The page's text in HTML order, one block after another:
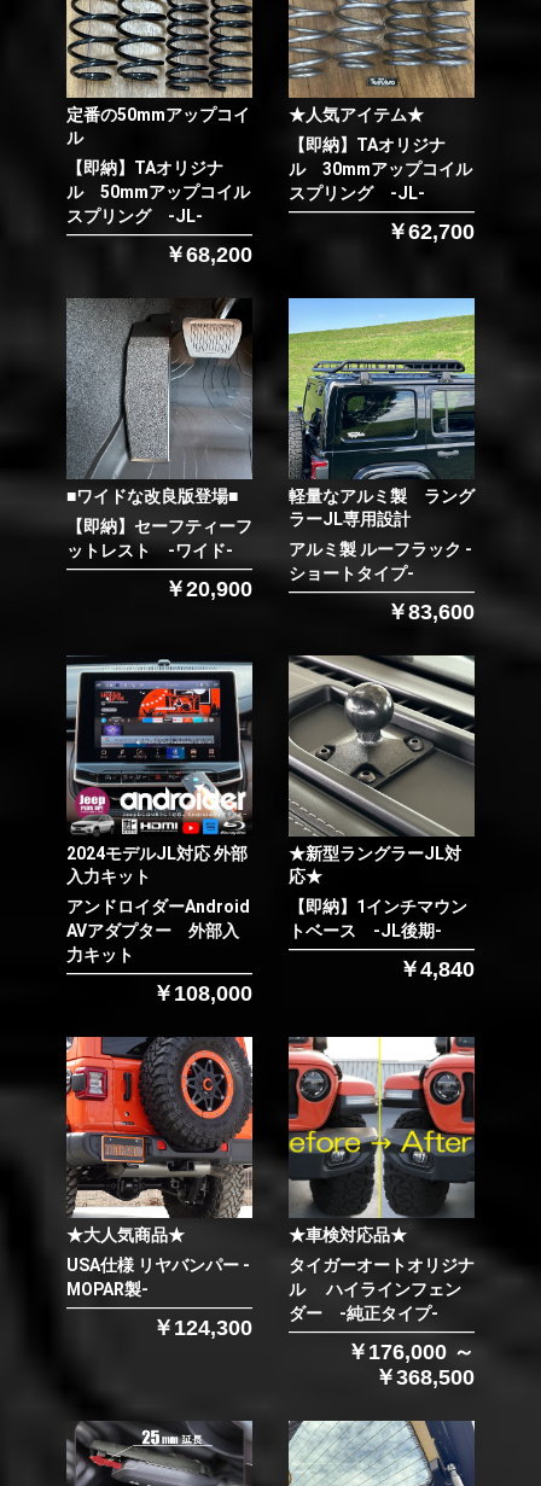
定番の50mmアップコイ
ル
【即納】TAオリジナ
ル 50mmアップコイル
スプリング -JL-
￥68,200
★人気アイテム★
【即納】TAオリジナ
ル 30mmアップコイル
スプリング -JL-
￥62,700
■ワイドな改良版登場■
【即納】セーフティーフ
ットレスト -ワイド-
￥20,900
軽量なアルミ製 ラング
ラーJL専用設計
アルミ製 ルーフラック -
ショートタイプ-
￥83,600
2024モデルJL対応 外部
入力キット
アンドロイダーAndroid
AVアダプター 外部入
力キット
￥108,000
★新型ラングラーJL対
応★
【即納】1インチマウン
トベース -JL後期-
￥4,840
★大人気商品★
USA仕様 リヤバンパー -
MOPAR製-
￥124,300
★車検対応品★
タイガーオートオリジナ
ル ハイラインフェン
ダー -純正タイプ-
￥176,000 ～
￥368,500